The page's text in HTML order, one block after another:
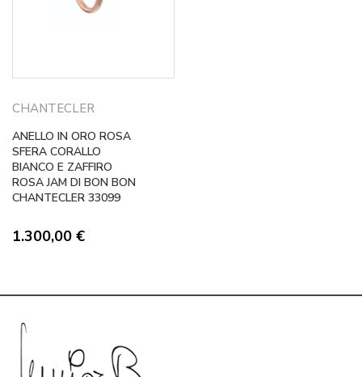
CHANTECLER
ANELLO IN ORO ROSA
SFERA CORALLO
BIANCO E ZAFFIRO
ROSA JAM DI BON BON
CHANTECLER 33099
1.300,00 €